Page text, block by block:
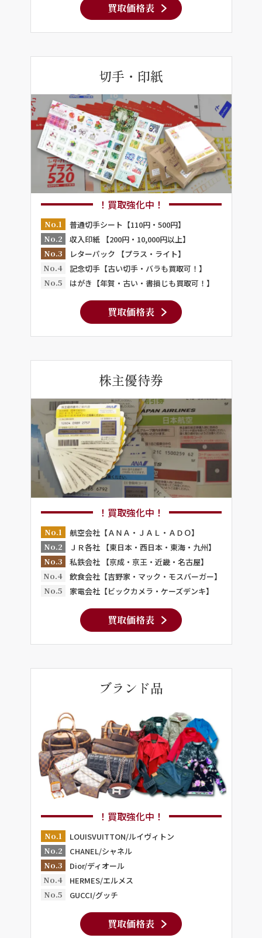
買取価格表
切手・印紙
！買取強化中！
No.1
普通切手シート【110円・500円】
No.2
収入印紙 【200円・10,000円以上】
No.3
レターパック 【プラス・ライト】
No.4
記念切手【古い切手・バラも買取可！】
No.5
はがき【年賀・古い・書損じも買取可！】
買取価格表
株主優待券
！買取強化中！
No.1
航空会社【ＡＮＡ・ＪＡＬ・ＡＤＯ】
No.2
ＪＲ各社 【東日本・西日本・東海・九州】
No.3
私鉄会社 【京成・京王・近畿・名古屋】
No.4
飲食会社【吉野家・マック・モスバーガー】
No.5
家電会社【ビックカメラ・ケーズデンキ】
買取価格表
ブランド品
！買取強化中！
No.1
LOUISVUITTON/ルイヴィトン
No.2
CHANEL/シャネル
No.3
Dior/ディオール
No.4
HERMES/エルメス
No.5
GUCCI/グッチ
買取価格表